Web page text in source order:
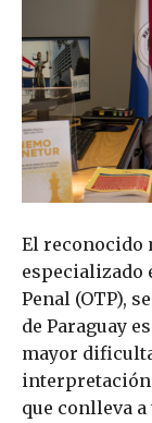
El reconocido
especializado
Penal (OTP),
de Paraguay
mayor
interpretación
que conlleva